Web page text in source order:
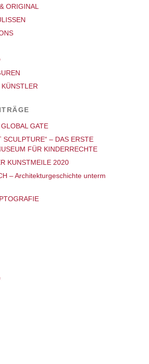
ORIGINAL
GATE
SCULPTURE“ – DAS ERSTE
FÜR KINDERRECHTE
KUNSTMEILE 2020
– Architekturgeschichte unterm